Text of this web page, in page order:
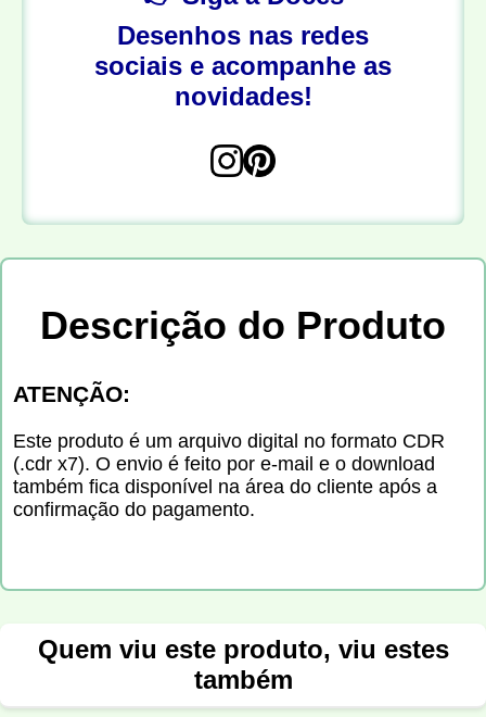
Desenhos nas redes
sociais e acompanhe as
novidades!
Descrição do Produto
ATENÇÃO:
Este produto é um arquivo digital no formato CDR
(.cdr x7). O envio é feito por e-mail e o download
também fica disponível na área do cliente após a
confirmação do pagamento.
Quem viu este produto, viu estes
também